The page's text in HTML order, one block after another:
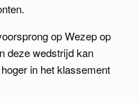
op Wezep op
deze wedstrijd kan
in het klassement